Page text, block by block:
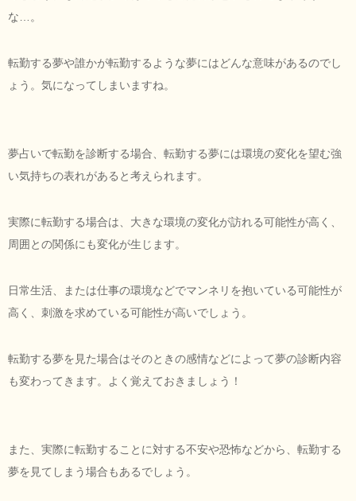
な…。
転勤する夢や誰かが転勤するような夢にはどんな意味があるのでし
ょう。気になってしまいますね。
夢占いで転勤を診断する場合、転勤する夢には環境の変化を望む強
い気持ちの表れがあると考えられます。
実際に転勤する場合は、大きな環境の変化が訪れる可能性が高く、
周囲との関係にも変化が生じます。
日常生活、または仕事の環境などでマンネリを抱いている可能性が
高く、刺激を求めている可能性が高いでしょう。
転勤する夢を見た場合はそのときの感情などによって夢の診断内容
も変わってきます。よく覚えておきましょう！
また、実際に転勤することに対する不安や恐怖などから、転勤する
夢を見てしまう場合もあるでしょう。